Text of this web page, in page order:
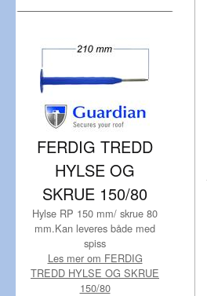
FERDIG TREDD
HYLSE OG
SKRUE 150/80
Hylse RP 150 mm/ skrue 80
mm.Kan leveres både med
spiss
Les mer om FERDIG
TREDD HYLSE OG SKRUE
150/80